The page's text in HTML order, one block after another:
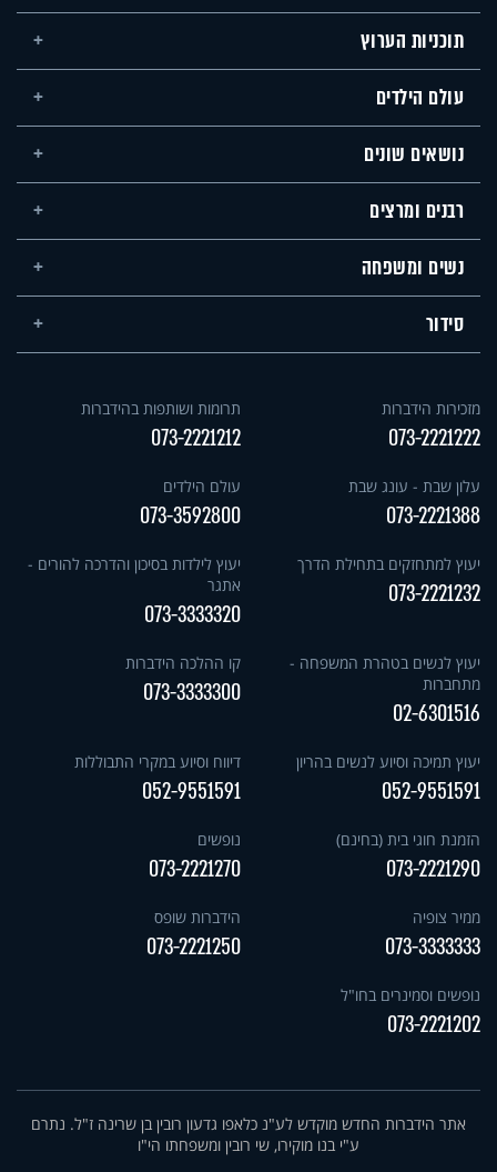
תוכניות הערוץ
עולם הילדים
נושאים שונים
רבנים ומרצים
נשים ומשפחה
סידור
מזכירות הידברות
073-2221222
תרומות ושותפות בהידברות
073-2221212
עלון שבת - עונג שבת
073-2221388
עולם הילדים
073-3592800
יעוץ למתחזקים בתחילת הדרך
073-2221232
יעוץ לילדות בסיכון והדרכה להורים -
אתגר
073-3333320
יעוץ לנשים בטהרת המשפחה -
מתחברות
02-6301516
קו ההלכה הידברות
073-3333300
יעוץ תמיכה וסיוע לנשים בהריון
052-9551591
דיווח וסיוע במקרי התבוללות
052-9551591
הזמנת חוגי בית (בחינם)
073-2221290
נופשים
073-2221270
ממיר צופיה
073-3333333
הידברות שופס
073-2221250
נופשים וסמינרים בחו"ל
073-2221202
אתר הידברות החדש מוקדש לע"נ כלאפו גדעון רובין בן שרינה ז"ל. נתרם
ע"י בנו מוקירו, שי רובין ומשפחתו הי"ו